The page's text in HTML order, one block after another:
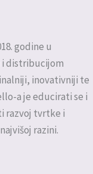
godine u
i distribucijom
inovativniji te
a je educirati se i
razvoj tvrtke i
razini.